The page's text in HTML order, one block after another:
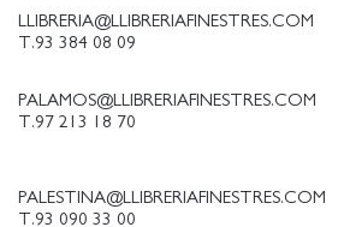
LLIBRERIA@LLIBRERIAFINESTRES.COM
T.93 384 08 09
PALAMOS@LLIBRERIAFINESTRES.COM
T.97 213 18 70
PALESTINA@LLIBRERIAFINESTRES.COM
T.93 090 33 00